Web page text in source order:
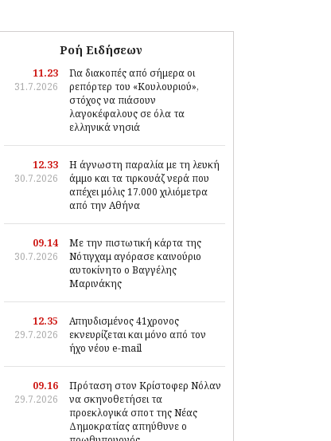
Ροή Ειδήσεων
11.23
31.7.2026
Για διακοπές από σήμερα οι
ρεπόρτερ του «Κουλουριού»,
στόχος να πιάσουν
λαγοκέφαλους σε όλα τα
ελληνικά νησιά
12.33
30.7.2026
Η άγνωστη παραλία με τη λευκή
άμμο και τα τιρκουάζ νερά που
απέχει μόλις 17.000 χιλιόμετρα
από την Αθήνα
09.14
30.7.2026
Με την πιστωτική κάρτα της
Νότιγχαμ αγόρασε καινούριο
αυτοκίνητο ο Βαγγέλης
Μαρινάκης
12.35
29.7.2026
Απηυδισμένος 41χρονος
εκνευρίζεται και μόνο από τον
ήχο νέου e-mail
09.16
29.7.2026
Πρόταση στον Κρίστοφερ Νόλαν
να σκηνοθετήσει τα
προεκλογικά σποτ της Νέας
Δημοκρατίας απηύθυνε ο